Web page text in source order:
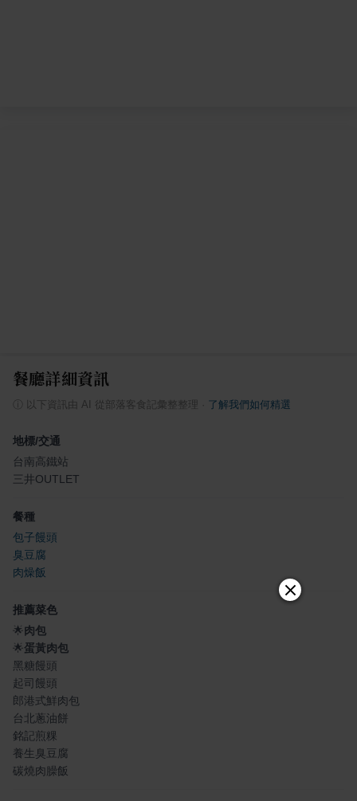
餐廳詳細資訊
以下資訊由 AI 從部落客食記彙整整理 了解我們如何精選
地標/交通
台南高鐵站
三井OUTLET
餐種
包子饅頭
臭豆腐
肉燥飯
推薦菜色
🌟肉包
🌟蛋黃肉包
黑糖饅頭
起司饅頭
郎港式鮮肉包
台北蔥油餅
銘記煎粿
養生臭豆腐
碳燒肉臊飯